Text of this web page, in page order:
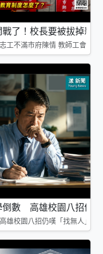
了！校長要被拔掉親
工不滿市府陳情 教師工會槓
倒數 高雄校園八招仍
校園八招仍嘆「找無人」